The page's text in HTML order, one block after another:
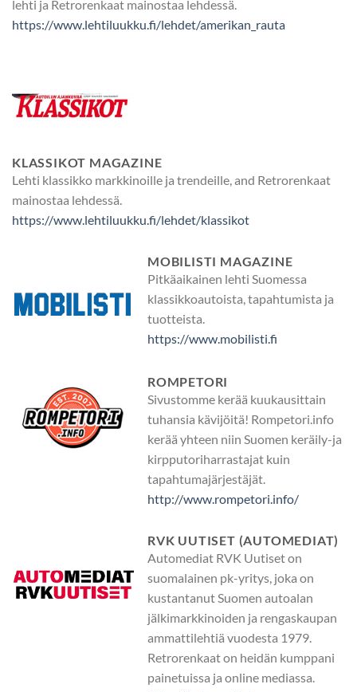
lehti ja Retrorenkaat mainostaa lehdessä.
https://www.lehtiluukku.fi/lehdet/amerikan_rauta
KLASSIKOT MAGAZINE
Lehti klassikko markkinoille ja trendeille, and Retrorenkaat
mainostaa lehdessä.
https://www.lehtiluukku.fi/lehdet/klassikot
MOBILISTI MAGAZINE
Pitkäaikainen lehti Suomessa
klassikkoautoista, tapahtumista ja
tuotteista.
https://www.mobilisti.fi
ROMPETORI
Sivustomme kerää kuukausittain
tuhansia kävijöitä! Rompetori.info
kerää yhteen niin Suomen keräily-ja
kirpputoriharrastajat kuin
tapahtumajärjestäjät.
http://www.rompetori.info/
RVK UUTISET (AUTOMEDIAT)
Automediat RVK Uutiset on
suomalainen pk-yritys, joka on
kustantanut Suomen autoalan
jälkimarkkinoiden ja rengaskaupan
ammattilehtiä vuodesta 1979.
Retrorenkaat on heidän kumppani
painetuissa ja online mediassa.